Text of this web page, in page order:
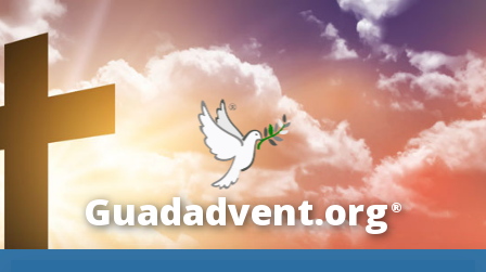
Guadadvent.org®